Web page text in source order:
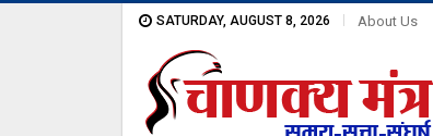
SATURDAY, AUGUST 8, 2026 About Us